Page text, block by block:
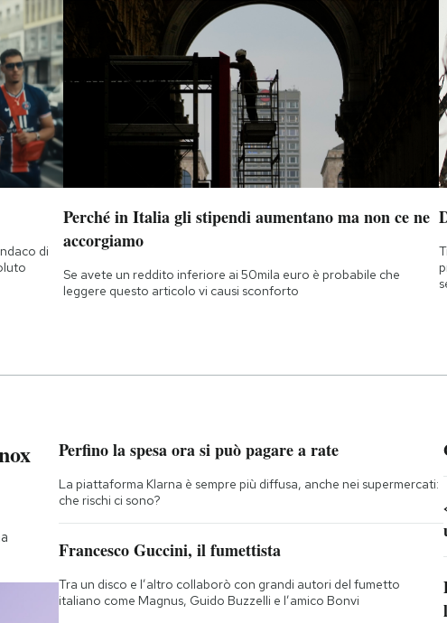
di
Perché in Italia gli stipendi aumentano ma non ce ne
accorgiamo
Se avete un reddito inferiore ai 50mila euro è probabile che
leggere questo articolo vi causi sconforto
Perfino la spesa ora si può pagare a rate
La piattaforma Klarna è sempre più diffusa, anche nei supermercati:
che rischi ci sono?
Francesco Guccini, il fumettista
Tra un disco e l’altro collaborò con grandi autori del fumetto
italiano come Magnus, Guido Buzzelli e l’amico Bonvi